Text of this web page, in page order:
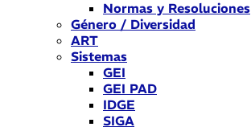
Normas y Resoluciones
Género / Diversidad
ART
Sistemas
GEI
GEI PAD
IDGE
SIGA